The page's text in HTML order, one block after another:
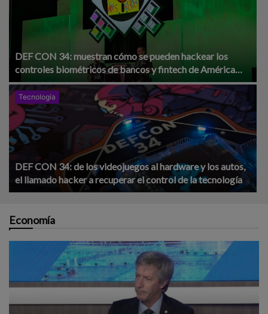
DEF CON 34: muestran cómo se pueden hackear los
controles biométricos de bancos y fintech de América
Latina
Tecnología
DEF CON 34: de los videojuegos al hardware y los autos,
el llamado hacker a recuperar el control de la tecnología
Economía